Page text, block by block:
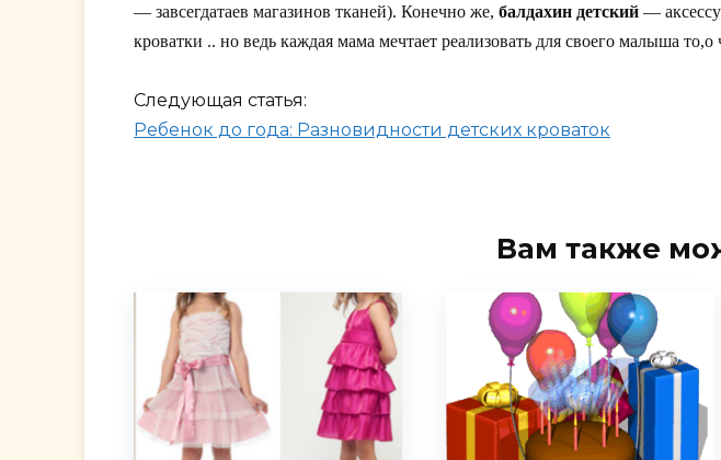
— завсегдатаев магазинов тканей). Конечно же, балдахин детский —
кроватки .. но ведь каждая мама мечтает реализовать для своего малыша то,о
Следующая статья:
Ребенок до года: Разновидности детских кроваток
Вам также